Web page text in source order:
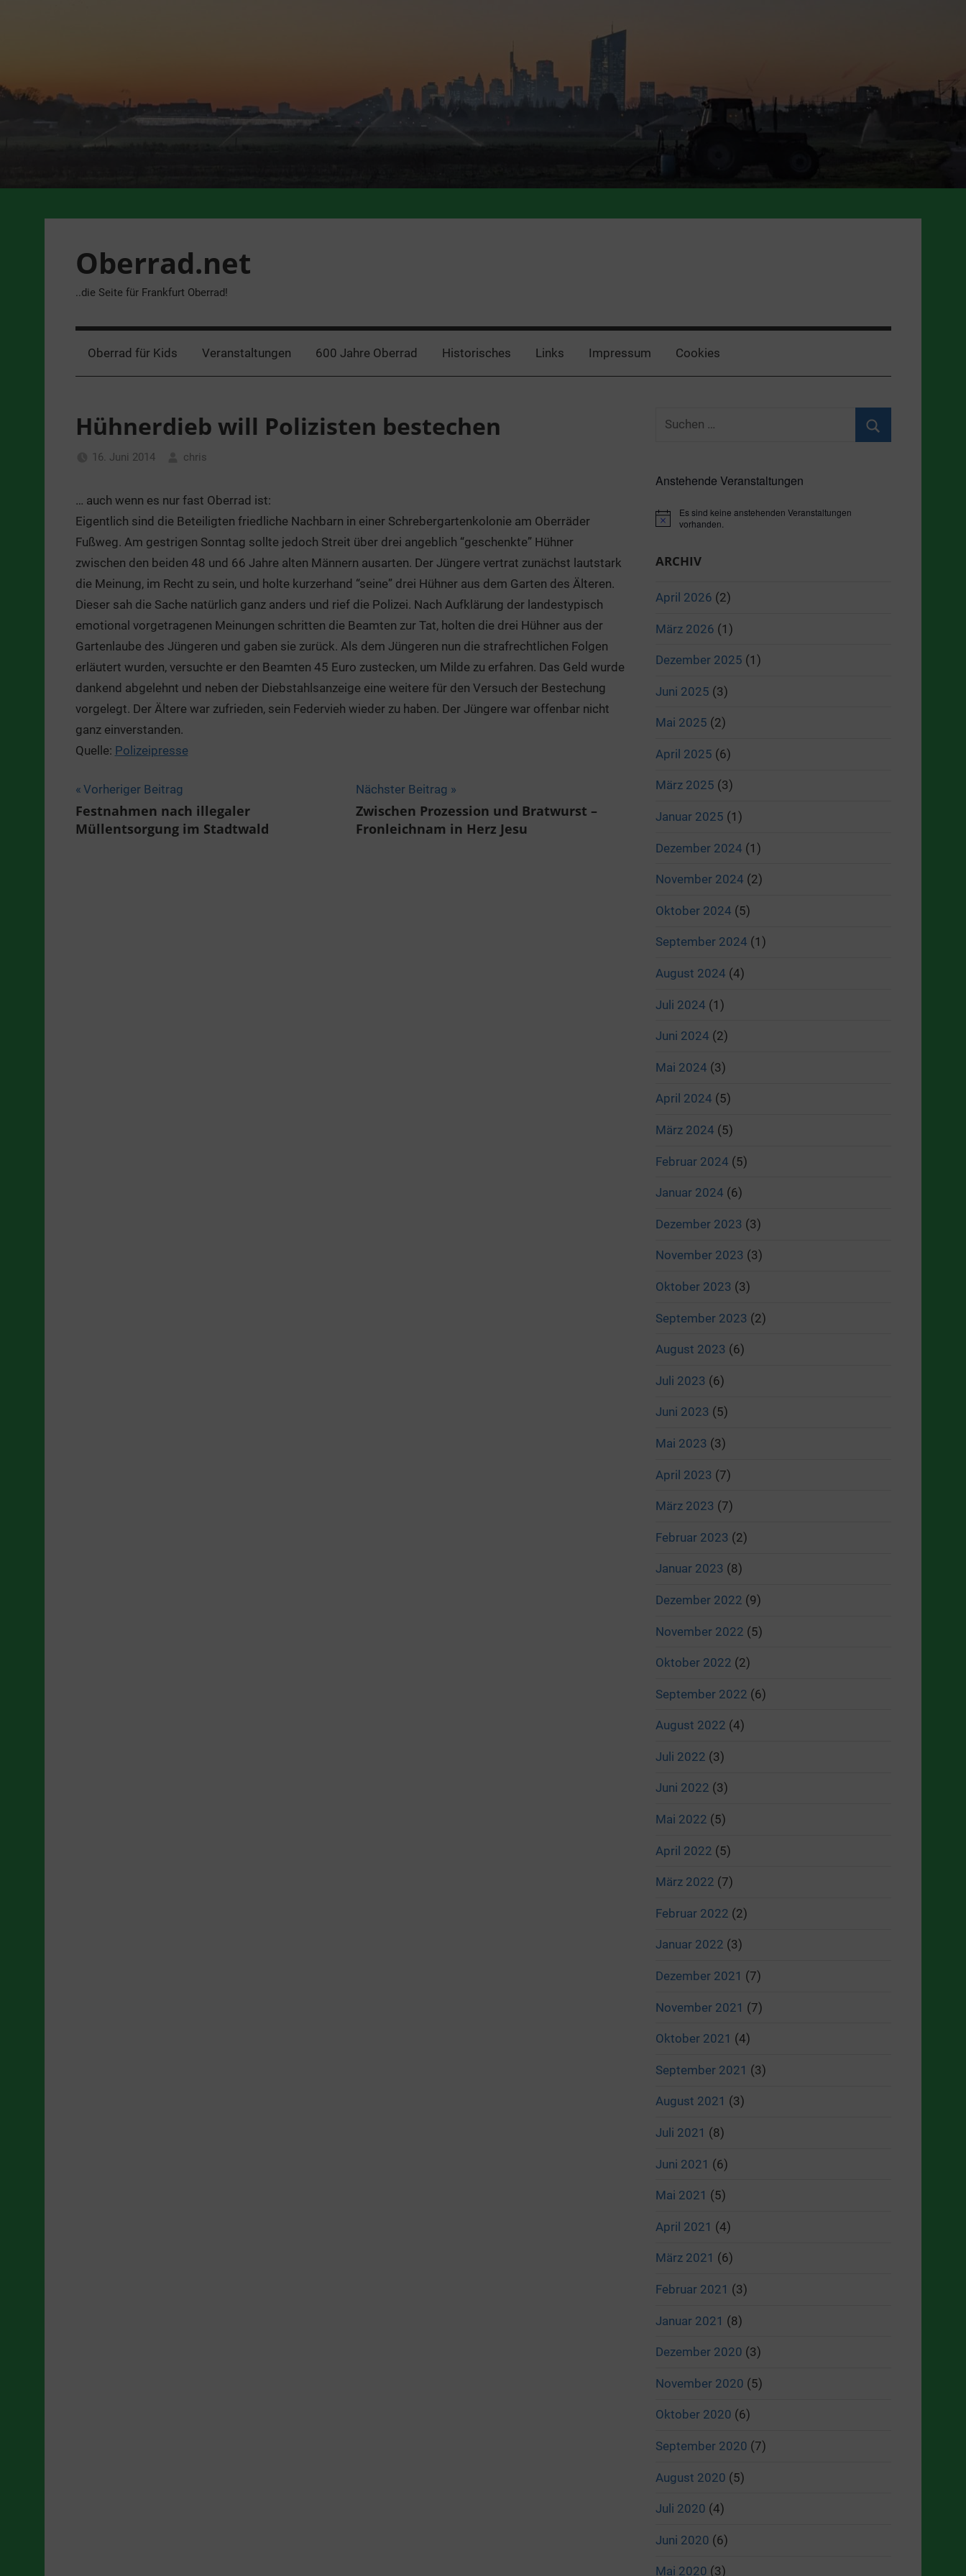
Oberrad.net
..die Seite für Frankfurt Oberrad!
Oberrad für Kids Veranstaltungen 600 Jahre Oberrad Historisches Links Impressum Cookies
Hühnerdieb will Polizisten bestechen
16. Juni 2014
chris
… auch wenn es nur fast Oberrad ist:
Eigentlich sind die Beteiligten friedliche Nachbarn in einer Schrebergartenkolonie am Oberräder
Fußweg. Am gestrigen Sonntag sollte jedoch Streit über drei angeblich “geschenkte” Hühner
zwischen den beiden 48 und 66 Jahre alten Männern ausarten. Der Jüngere vertrat zunächst lautstark
die Meinung, im Recht zu sein, und holte kurzerhand “seine” drei Hühner aus dem Garten des Älteren.
Dieser sah die Sache natürlich ganz anders und rief die Polizei. Nach Aufklärung der landestypisch
emotional vorgetragenen Meinungen schritten die Beamten zur Tat, holten die drei Hühner aus der
Gartenlaube des Jüngeren und gaben sie zurück. Als dem Jüngeren nun die strafrechtlichen Folgen
erläutert wurden, versuchte er den Beamten 45 Euro zustecken, um Milde zu erfahren. Das Geld wurde
dankend abgelehnt und neben der Diebstahlsanzeige eine weitere für den Versuch der Bestechung
vorgelegt. Der Ältere war zufrieden, sein Federvieh wieder zu haben. Der Jüngere war offenbar nicht
ganz einverstanden.
Quelle: Polizeipresse
Beitragsnavigation
Vorheriger Beitrag
Festnahmen nach illegaler
Müllentsorgung im Stadtwald
Nächster Beitrag
Zwischen Prozession und Bratwurst –
Fronleichnam in Herz Jesu
Suchen
Anstehende Veranstaltungen
Hinweis
Es sind keine anstehenden Veranstaltungen
vorhanden.
ARCHIV
April 2026 (2)
März 2026 (1)
Dezember 2025 (1)
Juni 2025 (3)
Mai 2025 (2)
April 2025 (6)
März 2025 (3)
Januar 2025 (1)
Dezember 2024 (1)
November 2024 (2)
Oktober 2024 (5)
September 2024 (1)
August 2024 (4)
Juli 2024 (1)
Juni 2024 (2)
Mai 2024 (3)
April 2024 (5)
März 2024 (5)
Februar 2024 (5)
Januar 2024 (6)
Dezember 2023 (3)
November 2023 (3)
Oktober 2023 (3)
September 2023 (2)
August 2023 (6)
Juli 2023 (6)
Juni 2023 (5)
Mai 2023 (3)
April 2023 (7)
März 2023 (7)
Februar 2023 (2)
Januar 2023 (8)
Dezember 2022 (9)
November 2022 (5)
Oktober 2022 (2)
September 2022 (6)
August 2022 (4)
Juli 2022 (3)
Juni 2022 (3)
Mai 2022 (5)
April 2022 (5)
März 2022 (7)
Februar 2022 (2)
Januar 2022 (3)
Dezember 2021 (7)
November 2021 (7)
Oktober 2021 (4)
September 2021 (3)
August 2021 (3)
Juli 2021 (8)
Juni 2021 (6)
Mai 2021 (5)
April 2021 (4)
März 2021 (6)
Februar 2021 (3)
Januar 2021 (8)
Dezember 2020 (3)
November 2020 (5)
Oktober 2020 (6)
September 2020 (7)
August 2020 (5)
Juli 2020 (4)
Juni 2020 (6)
Mai 2020 (3)